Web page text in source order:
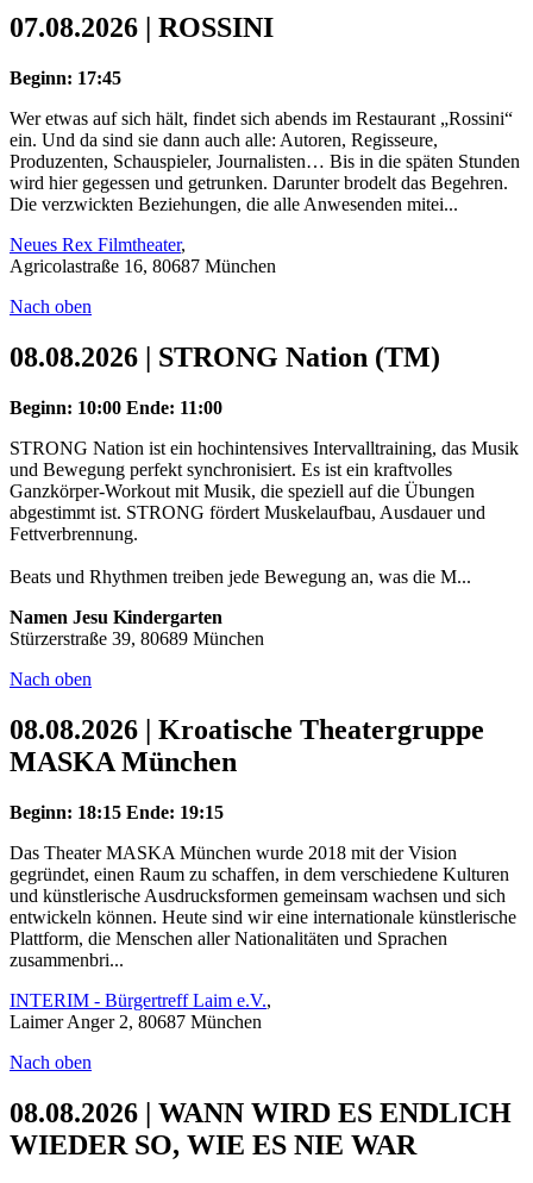
07.08.2026 | ROSSINI
Beginn: 17:45
Wer etwas auf sich hält, findet sich abends im Restaurant „Rossini“
ein. Und da sind sie dann auch alle: Autoren, Regisseure,
Produzenten, Schauspieler, Journalisten… Bis in die späten Stunden
wird hier gegessen und getrunken. Darunter brodelt das Begehren.
Die verzwickten Beziehungen, die alle Anwesenden mitei...
Neues Rex Filmtheater,
Agricolastraße 16, 80687 München
Nach oben
08.08.2026 | STRONG Nation (TM)
Beginn: 10:00 Ende: 11:00
STRONG Nation ist ein hochintensives Intervalltraining, das Musik
und Bewegung perfekt synchronisiert. Es ist ein kraftvolles
Ganzkörper-Workout mit Musik, die speziell auf die Übungen
abgestimmt ist. STRONG fördert Muskelaufbau, Ausdauer und
Fettverbrennung.
Beats und Rhythmen treiben jede Bewegung an, was die M...
Namen Jesu Kindergarten
Stürzerstraße 39, 80689 München
Nach oben
08.08.2026 | Kroatische Theatergruppe
MASKA München
Beginn: 18:15 Ende: 19:15
Das Theater MASKA München wurde 2018 mit der Vision
gegründet, einen Raum zu schaffen, in dem verschiedene Kulturen
und künstlerische Ausdrucksformen gemeinsam wachsen und sich
entwickeln können. Heute sind wir eine internationale künstlerische
Plattform, die Menschen aller Nationalitäten und Sprachen
zusammenbri...
INTERIM - Bürgertreff Laim e.V.,
Laimer Anger 2, 80687 München
Nach oben
08.08.2026 | WANN WIRD ES ENDLICH
WIEDER SO, WIE ES NIE WAR